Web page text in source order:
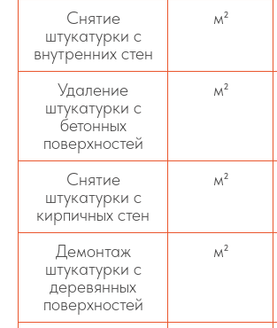
Снятие
штукатурки с
внутренних стен
м²
Удаление
штукатурки с
бетонных
поверхностей
м²
Снятие
штукатурки с
кирпичных стен
м²
Демонтаж
штукатурки с
деревянных
поверхностей
м²